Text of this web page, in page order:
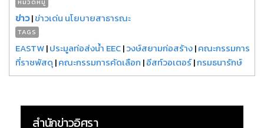
ข่าว|ข่าวเด่น นโยบายสาธารณะ
TAGS
EASTW|ประมูลท่อส่งน้ำ EEC|วงษ์สยามก่อสร้าง|คณะกรรมการ
ที่ราชพัสดุ |คณะกรรมการคัดเลือก |อีสท์วอเตอร์|กรมธนารักษ์
สำนักข่าวอิศรา